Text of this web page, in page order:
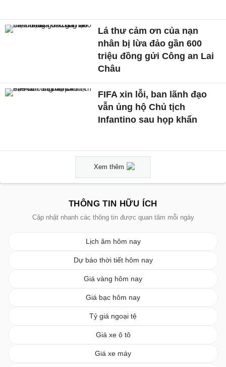
Lá thư cảm ơn của nạn
nhân bị lừa đảo gần 600
triệu đồng gửi Công an Lai
Châu
FIFA xin lỗi, ban lãnh đạo
vẫn ủng hộ Chủ tịch
Infantino sau họp khẩn
Xem thêm
THÔNG TIN HỮU ÍCH
Cập nhật nhanh các thông tin được quan tâm mỗi ngày
Lịch âm hôm nay
Dự báo thời tiết hôm nay
Giá vàng hôm nay
Giá bạc hôm nay
Tỷ giá ngoại tệ
Giá xe ô tô
Giá xe máy